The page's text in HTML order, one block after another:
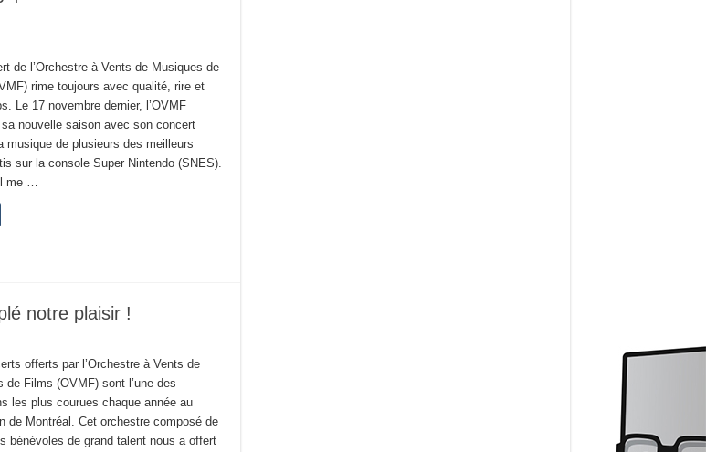
de l’Orchestre à Vents de Musiques de
rime toujours avec qualité, rire et
Le 17 novembre dernier, l’OVMF
nouvelle saison avec son concert
musique de plusieurs des meilleurs
sur la console Super Nintendo (SNES).
me …
notre plaisir !
offerts par l’Orchestre à Vents de
de Films (OVMF) sont l’une des
les plus courues chaque année au
de Montréal. Cet orchestre composé de
bénévoles de grand talent nous a offert